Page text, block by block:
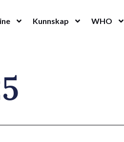
Kunnskap WHO